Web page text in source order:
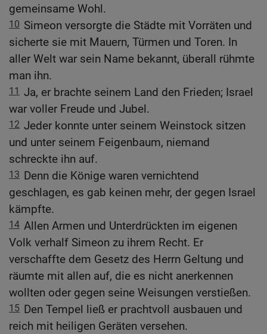
gemeinsame Wohl.
10 Simeon versorgte die Städte mit Vorräten und
sicherte sie mit Mauern, Türmen und Toren. In
aller Welt war sein Name bekannt, überall rühmte
man ihn.
11 Ja, er brachte seinem Land den Frieden; Israel
war voller Freude und Jubel.
12 Jeder konnte unter seinem Weinstock sitzen
und unter seinem Feigenbaum, niemand
schreckte ihn auf.
13 Denn die Könige waren vernichtend
geschlagen, es gab keinen mehr, der gegen Israel
kämpfte.
14 Allen Armen und Unterdrückten im eigenen
Volk verhalf Simeon zu ihrem Recht. Er
verschaffte dem Gesetz des Herrn Geltung und
räumte mit allen auf, die es nicht anerkennen
wollten oder gegen seine Weisungen verstießen.
15 Den Tempel ließ er prachtvoll ausbauen und
reich mit heiligen Geräten versehen.